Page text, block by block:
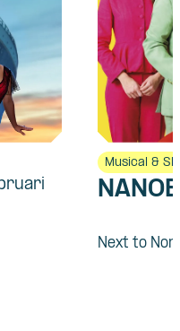
Musical &
Next to